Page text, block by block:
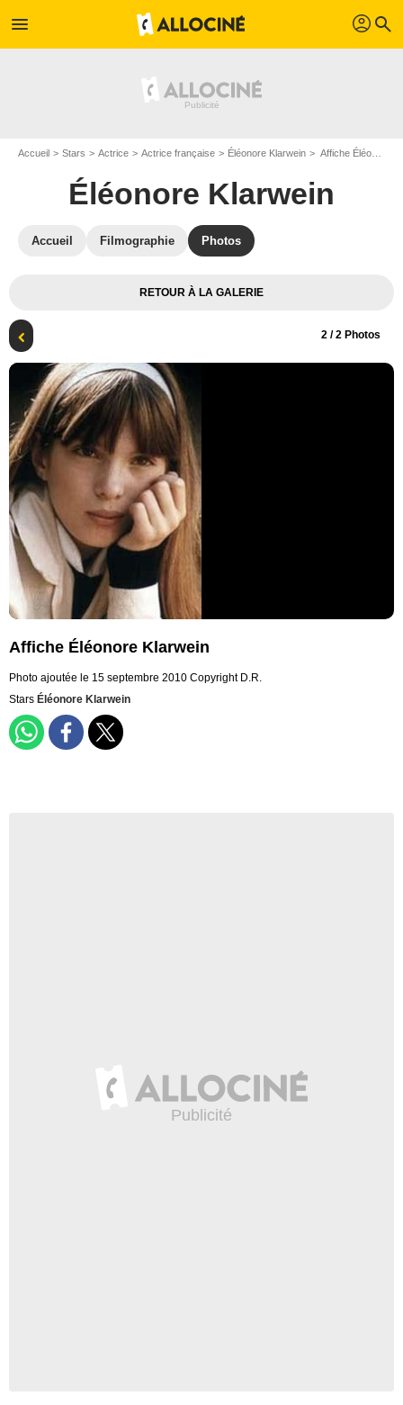
menu profil search
Accueil Stars Actrice Actrice française Éléonore Klarwein Affiche Éléonore Klarwein
Éléonore Klarwein
Accueil Filmographie Photos
RETOUR À LA GALERIE
2 / 2 Photos
Affiche Éléonore Klarwein
Photo ajoutée le 15 septembre 2010 Copyright D.R.
Stars Éléonore Klarwein